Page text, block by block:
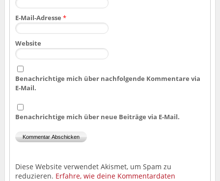
E-Mail-Adresse *
Website
Benachrichtige mich über nachfolgende Kommentare via
E-Mail.
Benachrichtige mich über neue Beiträge via E-Mail.
Diese Website verwendet Akismet, um Spam zu
reduzieren. Erfahre, wie deine Kommentardaten